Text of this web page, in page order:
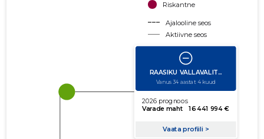
Riskantne
Ajalooline seos
Aktiivne seos
käibe suurus
võla suurus
Seoste laiendamine